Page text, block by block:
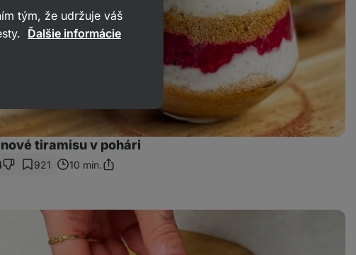
tiramisu v pohári
921 10 min.Zdieľať
tým, že udržuje váš
Ďalšie informácie